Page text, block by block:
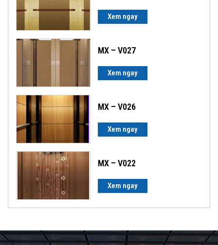
Xem ngay
MX – V027
Xem ngay
MX – V026
Xem ngay
MX – V022
Xem ngay